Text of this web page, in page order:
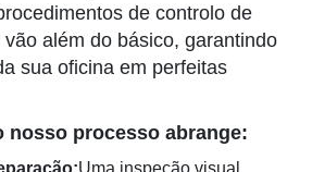
de controlo de
além do básico, garantindo
sua oficina em perfeitas
nosso processo abrange:
Uma inspeção visual